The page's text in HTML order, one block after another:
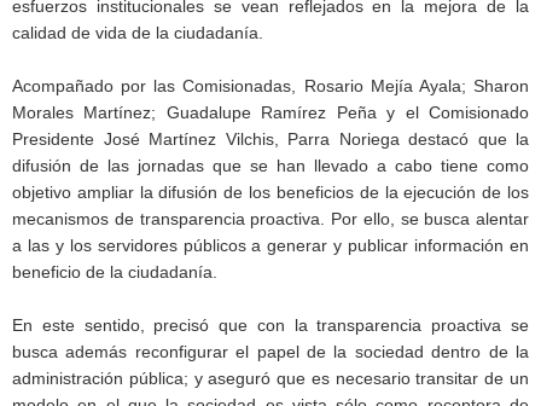
esfuerzos institucionales se vean reflejados en la mejora de la
calidad de vida de la ciudadanía.
Acompañado por las Comisionadas, Rosario Mejía Ayala; Sharon
Morales Martínez; Guadalupe Ramírez Peña y el Comisionado
Presidente José Martínez Vilchis, Parra Noriega destacó que la
difusión de las jornadas que se han llevado a cabo tiene como
objetivo ampliar la difusión de los beneficios de la ejecución de los
mecanismos de transparencia proactiva. Por ello, se busca alentar
a las y los servidores públicos a generar y publicar información en
beneficio de la ciudadanía.
En este sentido, precisó que con la transparencia proactiva se
busca además reconfigurar el papel de la sociedad dentro de la
administración pública; y aseguró que es necesario transitar de un